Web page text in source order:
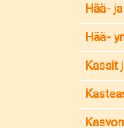
Hää-
Hää-
Kassit